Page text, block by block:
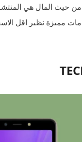
من حيث المال هي